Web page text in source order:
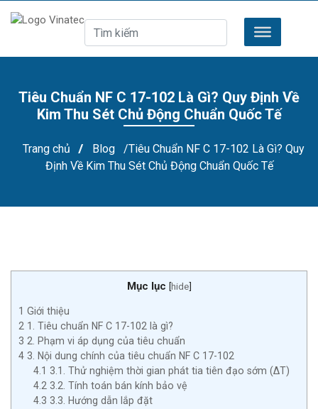
Tiêu Chuẩn NF C 17-102 Là Gì? Quy Định Về
Kim Thu Sét Chủ Động Chuẩn Quốc Tế
Trang chủ / Blog
/Tiêu Chuẩn NF C 17-102 Là Gì? Quy
Định Về Kim Thu Sét Chủ Động Chuẩn Quốc Tế
Mục lục [hide]
1 Giới thiệu
2 1. Tiêu chuẩn NF C 17-102 là gì?
3 2. Phạm vi áp dụng của tiêu chuẩn
4 3. Nội dung chính của tiêu chuẩn NF C 17-102
4.1 3.1. Thử nghiệm thời gian phát tia tiên đạo sớm (ΔT)
4.2 3.2. Tính toán bán kính bảo vệ
4.3 3.3. Hướng dẫn lắp đặt